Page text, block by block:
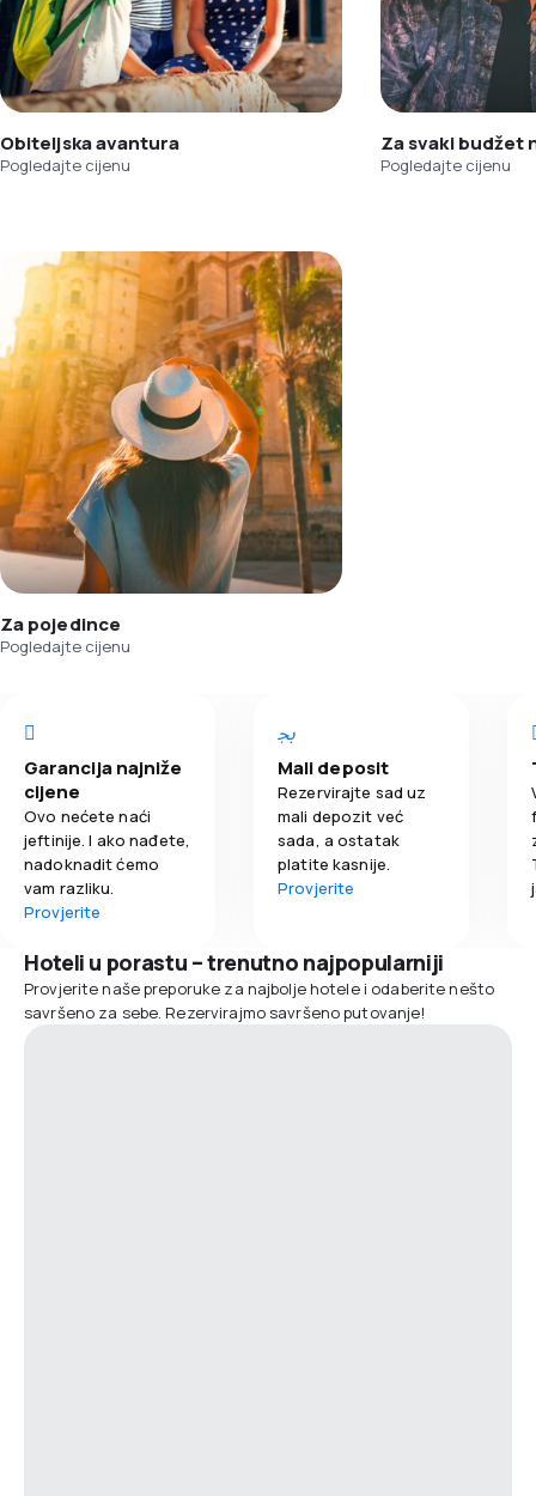
Obiteljska avantura
Pogledajte cijenu
Za svaki budžet
Pogledajte cijenu
Za pojedince
Pogledajte cijenu
Garancija najniže
cijene
Ovo nećete naći
jeftinije. I ako nađete,
nadoknadit ćemo
vam razliku.
Provjerite
Mali deposit
Rezervirajte sad uz
mali depozit već
sada, a ostatak
platite kasnije.
Provjerite
Hoteli u porastu – trenutno najpopularniji
Provjerite naše preporuke za najbolje hotele i odaberite nešto
savršeno za sebe. Rezervirajmo savršeno putovanje!